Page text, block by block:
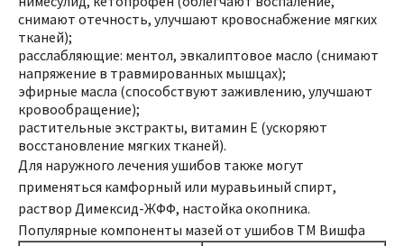
снимают отечность, улучшают кровоснабжение мягких
тканей);
расслабляющие: ментол, эвкалиптовое масло (снимают
напряжение в травмированных мышцах);
эфирные масла (способствуют заживлению, улучшают
кровообращение);
растительные экстракты, витамин Е (ускоряют
восстановление мягких тканей).
Для наружного лечения ушибов также могут
применяться камфорный или муравьиный спирт,
раствор Димексид-ЖФФ, настойка окопника.
Популярные компоненты мазей от ушибов ТМ Вишфа